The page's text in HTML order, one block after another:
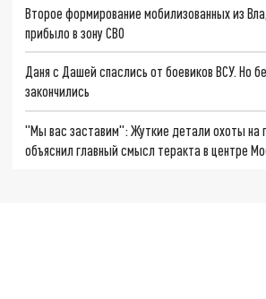
Второе формирование мобилизованных из
прибыло в зону СВО
Даня с Дашей спаслись от боевиков ВСУ. Но
закончились
"Мы вас заставим": Жуткие детали охоты на
объяснил главный смысл теракта в центре